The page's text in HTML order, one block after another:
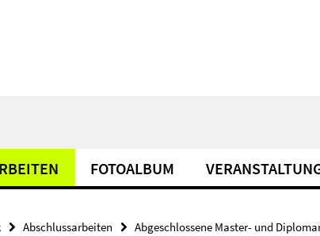
FOTOALBUM
Abschlussarbeiten Abgeschlossene Master- und